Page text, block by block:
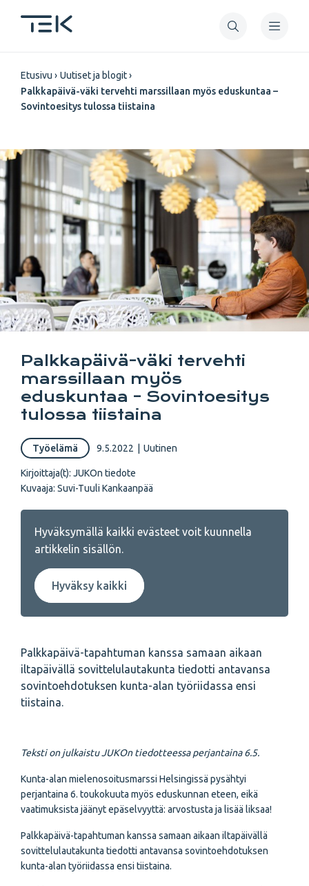
pääsisältöön
Murupolku
Etusivu
Uutiset ja blogit
Palkkapäivä-väki tervehti marssillaan myös eduskuntaa –
Sovintoesitys tulossa tiistaina
Palkkapäivä-väki tervehti
marssillaan myös
eduskuntaa – Sovintoesitys
tulossa tiistaina
Työelämä 9.5.2022 Uutinen
Kirjoittaja(t): JUKOn tiedote
Kuvaaja: Suvi-Tuuli Kankaanpää
Hyväksymällä kaikki evästeet voit kuunnella
artikkelin sisällön.
Hyväksy kaikki
Palkkapäivä-tapahtuman kanssa samaan aikaan
iltapäivällä sovittelulautakunta tiedotti antavansa
sovintoehdotuksen kunta-alan työriidassa ensi
tiistaina.
Teksti on julkaistu JUKOn tiedotteessa perjantaina 6.5.
Kunta-alan mielenosoitusmarssi Helsingissä pysähtyi
perjantaina 6. toukokuuta myös eduskunnan eteen, eikä
vaatimuksista jäänyt epäselvyyttä: arvostusta ja lisää liksaa!
Palkkapäivä-tapahtuman kanssa samaan aikaan iltapäivällä
sovittelulautakunta tiedotti antavansa sovintoehdotuksen
kunta-alan työriidassa ensi tiistaina.